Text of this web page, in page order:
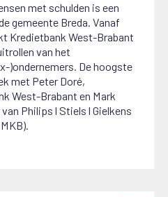
met schulden is een
gemeente Breda. Vanaf
Kredietbank West-Brabant
van het
)ondernemers. De hoogste
met Peter Doré,
West-Brabant en Mark
Philips l Stiels l Gielkens